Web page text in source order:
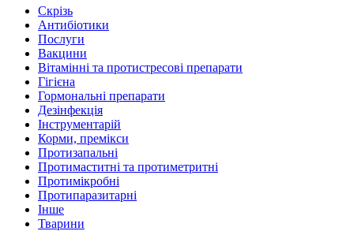
Скрізь
Антибіотики
Послуги
Вакцини
Вітамінні та протистресові препарати
Гігієна
Гормональні препарати
Дезінфекція
Інструментарій
Корми, премікси
Протизапальні
Протимаститні та протиметритні
Протимікробні
Протипаразитарні
Інше
Тварини